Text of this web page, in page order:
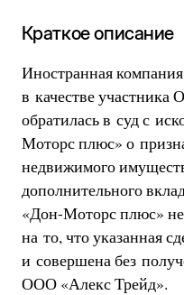
Краткое описание
Иностранная
в качестве
обратилась в суд с
Моторс плюс» о
недвижимого
дополнительного
«Дон-Моторс плюс»
на то, что указанная
и совершена без
ООО «Алекс Трейд».